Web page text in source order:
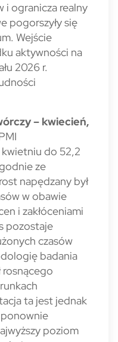
i ogranicza realny
pogorszyły się
Wejście
aktywności na
2026 r.
– kwiecień,
do 52,2
ze
napędzany był
w obawie
i zakłóceniami
pozostaje
czasów
badania
rosnącego
ta jest jednak
poziom